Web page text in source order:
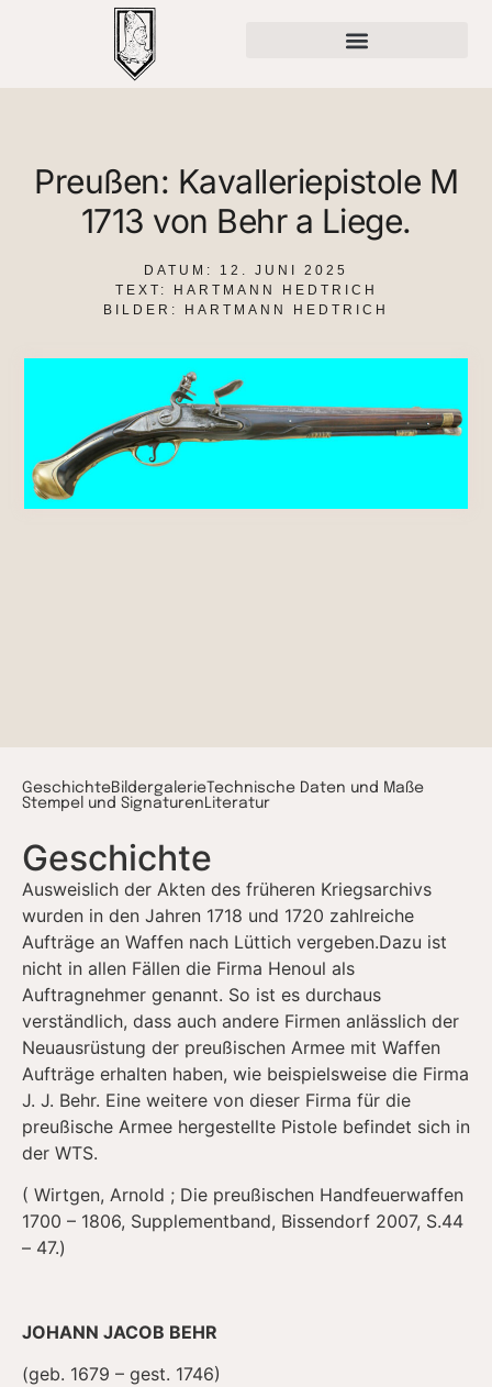
Preußen: Kavalleriepistole M
1713 von Behr a Liege.
DATUM:
12. JUNI 2025
TEXT: HARTMANN HEDTRICH
BILDER: HARTMANN HEDTRICH
GeschichteBildergalerie Technische Daten und Maße
Stempel und Signaturen​ Literatur
Geschichte
Ausweislich der Akten des früheren Kriegsarchivs
wurden in den Jahren 1718 und 1720 zahlreiche
Aufträge an Waffen nach Lüttich vergeben.Dazu ist
nicht in allen Fällen die Firma Henoul als
Auftragnehmer genannt. So ist es durchaus
verständlich, dass auch andere Firmen anlässlich der
Neuausrüstung der preußischen Armee mit Waffen
Aufträge erhalten haben, wie beispielsweise die Firma
J. J. Behr. Eine weitere von dieser Firma für die
preußische Armee hergestellte Pistole befindet sich in
der WTS.
( Wirtgen, Arnold ; Die preußischen Handfeuerwaffen
1700 – 1806, Supplementband, Bissendorf 2007, S.44
– 47.)
JOHANN JACOB BEHR
(geb. 1679 – gest. 1746)